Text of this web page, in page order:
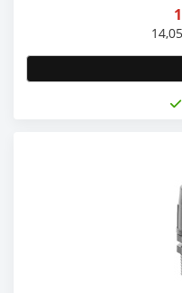
14,05